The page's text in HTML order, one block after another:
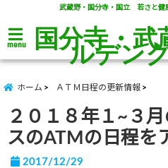
武蔵野・国分寺・国立 若さと健
menu 国分寺・
ルデン
ホーム ＡＴＭ日程の更新情報
２０１８年１~３
スのATMの日程を
2017/12/29